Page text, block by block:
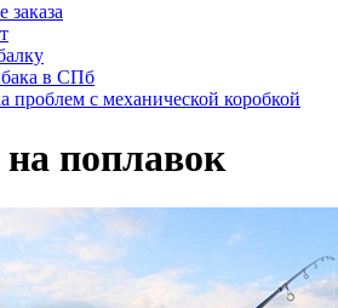
в СПб
проблем с механической коробкой
поплавок